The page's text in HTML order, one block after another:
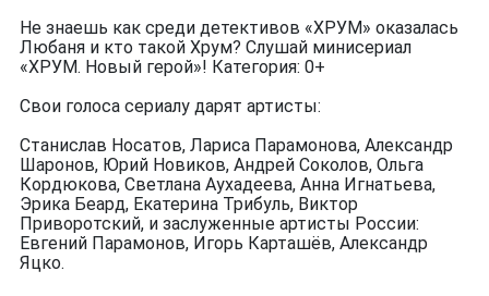
Не знаешь как среди детективов «ХРУМ» оказалась
Любаня и кто такой Хрум? Слушай минисериал
«ХРУМ. Новый герой»! Категория: 0+
Свои голоса сериалу дарят артисты:
Станислав Носатов, Лариса Парамонова, Александр
Шаронов, Юрий Новиков, Андрей Соколов, Ольга
Кордюкова, Светлана Аухадеева, Анна Игнатьева,
Эрика Беард, Екатерина Трибуль, Виктор
Приворотский, и заслуженные артисты России:
Евгений Парамонов, Игорь Карташёв, Александр
Яцко.